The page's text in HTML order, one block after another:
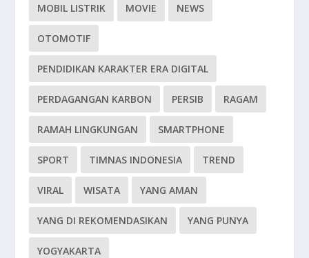
MOBIL LISTRIK MOVIE NEWS
OTOMOTIF
PENDIDIKAN KARAKTER ERA DIGITAL
PERDAGANGAN KARBON PERSIB RAGAM
RAMAH LINGKUNGAN SMARTPHONE
SPORT TIMNAS INDONESIA TREND
VIRAL WISATA YANG AMAN
YANG DI REKOMENDASIKAN YANG PUNYA
YOGYAKARTA